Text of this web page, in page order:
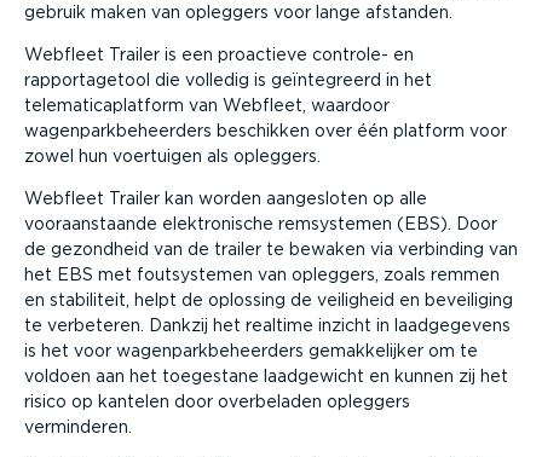
gebruik maken van opleggers voor lange afstanden.
Webfleet Trailer is een proactieve controle- en
rapportagetool die volledig is geïntegreerd in het
telematicaplatform van Webfleet, waardoor
wagenparkbeheerders beschikken over één platform voor
zowel hun voertuigen als opleggers.
Webfleet Trailer kan worden aangesloten op alle
vooraanstaande elektronische remsystemen (EBS). Door
de gezondheid van de trailer te bewaken via verbinding van
het EBS met foutsystemen van opleggers, zoals remmen
en stabiliteit, helpt de oplossing de veiligheid en beveiliging
te verbeteren. Dankzij het realtime inzicht in laadgegevens
is het voor wagenparkbeheerders gemakkelijker om te
voldoen aan het toegestane laadgewicht en kunnen zij het
risico op kantelen door overbeladen opleggers
verminderen.